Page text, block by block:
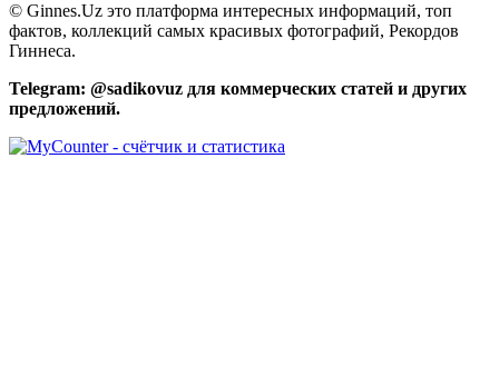
© Ginnes.Uz это платформа интересных информаций, топ
фактов, коллекций самых красивых фотографий, Рекордов
Гиннеса.
Telegram: @sadikovuz для коммерческих статей и других
предложений.